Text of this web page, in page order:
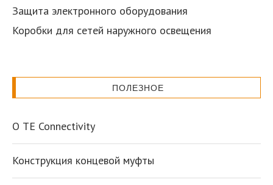
Защита электронного оборудования
Коробки для сетей наружного освещения
ПОЛЕЗНОЕ
О TE Connectivity
Конструкция концевой муфты